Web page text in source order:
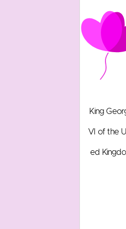
King
VI of the
ed